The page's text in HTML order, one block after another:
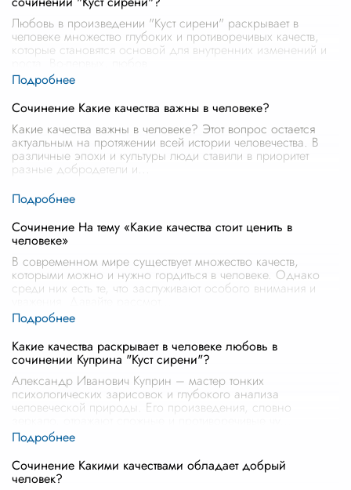
Любовь в произведении "Куст сирени" раскрывает в
человеке множество глубоких и противоречивых качеств,
которые становятся основой для внутренних изменений и
Сочинение Какие качества важны в человеке?
Какие качества важны в человеке? Этот вопрос остается
актуальным на протяжении всей истории человечества. В
различные эпохи и культуры люди ставили в приоритет
разные добродетели и
Сочинение На тему «Какие качества стоит ценить в
человеке»
В современном мире существует множество качеств,
которыми можно и нужно гордиться в человеке. Однако
среди них есть те, что заслуживают особого внимания и
Какие качества раскрывает в человеке любовь в
сочинении Куприна "Куст сирени"?
Александр Иванович Куприн – мастер тонких
психологических зарисовок и глубокого анализа
человеческой природы. Его произведения, словно
Сочинение Какими качествами обладает добрый
человек?